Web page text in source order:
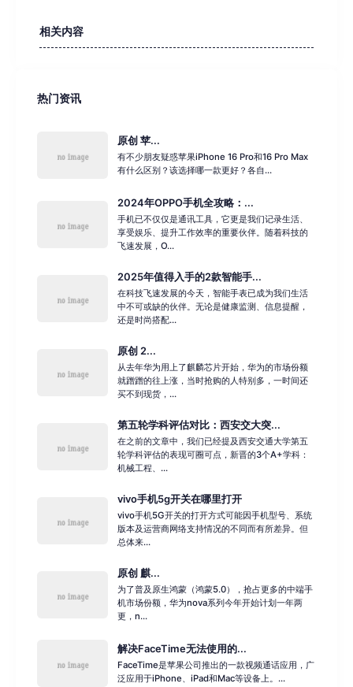
相关内容
热门资讯
原创 苹...
有不少朋友疑惑苹果iPhone 16 Pro和16 Pro Max
有什么区别？该选择哪一款更好？各自...
2024年OPPO手机全攻略：...
手机已不仅仅是通讯工具，它更是我们记录生活、
享受娱乐、提升工作效率的重要伙伴。随着科技的
飞速发展，O...
2025年值得入手的2款智能手...
在科技飞速发展的今天，智能手表已成为我们生活
中不可或缺的伙伴。无论是健康监测、信息提醒，
还是时尚搭配...
原创 2...
从去年华为用上了麒麟芯片开始，华为的市场份额
就蹭蹭的往上涨，当时抢购的人特别多，一时间还
买不到现货，...
第五轮学科评估对比：西安交大突...
在之前的文章中，我们已经提及西安交通大学第五
轮学科评估的表现可圈可点，新晋的3个A+学科：
机械工程、...
vivo手机5g开关在哪里打开
vivo手机5G开关的打开方式可能因手机型号、系统
版本及运营商网络支持情况的不同而有所差异。但
总体来...
原创 麒...
为了普及原生鸿蒙（鸿蒙5.0），抢占更多的中端手
机市场份额，华为nova系列今年开始计划一年两
更，n...
解决FaceTime无法使用的...
FaceTime是苹果公司推出的一款视频通话应用，广
泛应用于iPhone、iPad和Mac等设备上。...